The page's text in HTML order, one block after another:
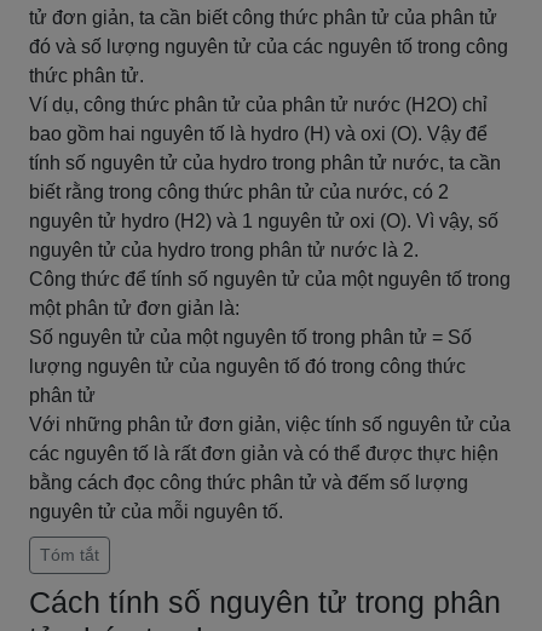
tử đơn giản, ta cần biết công thức phân tử của phân tử
đó và số lượng nguyên tử của các nguyên tố trong công
thức phân tử.
Ví dụ, công thức phân tử của phân tử nước (H2O) chỉ
bao gồm hai nguyên tố là hydro (H) và oxi (O). Vậy để
tính số nguyên tử của hydro trong phân tử nước, ta cần
biết rằng trong công thức phân tử của nước, có 2
nguyên tử hydro (H2) và 1 nguyên tử oxi (O). Vì vậy, số
nguyên tử của hydro trong phân tử nước là 2.
Công thức để tính số nguyên tử của một nguyên tố trong
một phân tử đơn giản là:
Số nguyên tử của một nguyên tố trong phân tử = Số
lượng nguyên tử của nguyên tố đó trong công thức
phân tử
Với những phân tử đơn giản, việc tính số nguyên tử của
các nguyên tố là rất đơn giản và có thể được thực hiện
bằng cách đọc công thức phân tử và đếm số lượng
nguyên tử của mỗi nguyên tố.
Tóm tắt
Cách tính số nguyên tử trong phân